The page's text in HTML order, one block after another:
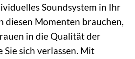
Soundsystem in Ihr
diesen Momenten brauchen,
in die Qualität der
sich verlassen. Mit